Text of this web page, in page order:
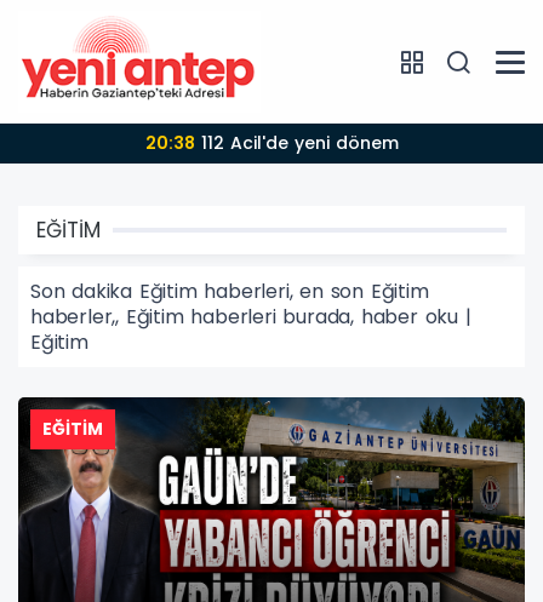
20:38 112 Acil'de yeni dönem
EĞİTİM
Son dakika Eğitim haberleri, en son Eğitim
haberler,, Eğitim haberleri burada, haber oku |
Eğitim
EĞİTİM